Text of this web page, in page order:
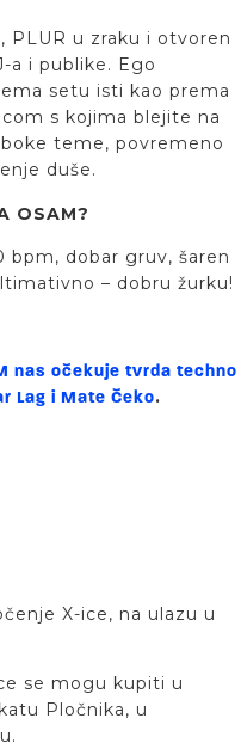
PLUR u zraku i otvoren
a i publike. Ego
setu isti kao prema
s kojima blejite na
teme, povremeno
duše.
OSAM?
bpm, dobar gruv, šaren
– dobru žurku!
nas očekuje tvrda techno
Lag i Mate Čeko.
X-ice, na ulazu u
se mogu kupiti u
Pločnika, u